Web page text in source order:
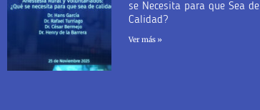
se Necesita para que Sea de
Calidad?
Ver más »